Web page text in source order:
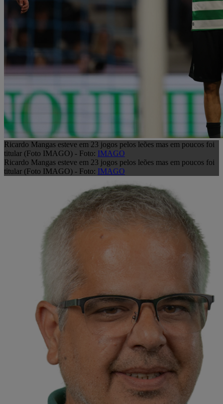
Ricardo Mangas esteve em 23 jogos pelos leões mas em poucos foi
titular (Foto IMAGO) - Foto: IMAGO
Ricardo Mangas esteve em 23 jogos pelos leões mas em poucos foi
titular (Foto IMAGO) - Foto: IMAGO